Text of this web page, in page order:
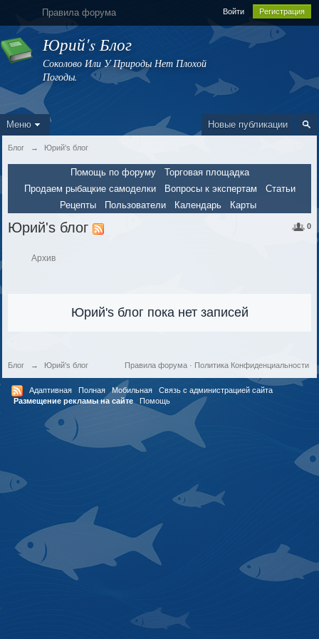
Правила форума Войти Регистрация
Юрий's Блог
Соколово Или У Природы Нет Плохой
Погоды.
Новые публикации
Меню
Блог → Юрий's блог
Помощь по форуму
Торговая площадка
Продаем рыбацкие самоделки
Вопросы к экспертам
Статьи
Рецепты
Пользователи Календарь Карты
0
Юрий's блог
Архив
Юрий's блог пока нет записей
Блог → Юрий's блог Политика Конфиденциальности
Правила форума·
Адаптивная Полная Мобильная
Связь с администрацией сайта
Размещение рекламы на сайте
Помощь